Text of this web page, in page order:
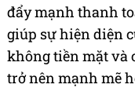
đẩy mạnh thanh
giúp sự hiện diện
không tiền mặt và
trở nên mạnh mẽ